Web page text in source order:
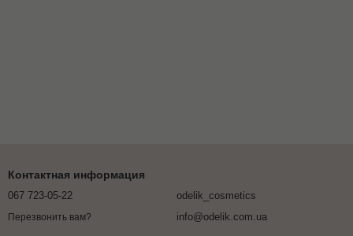
Контактная информация
067 723-05-22
Перезвонить вам?
odelik_cosmetics
info@odelik.com.ua